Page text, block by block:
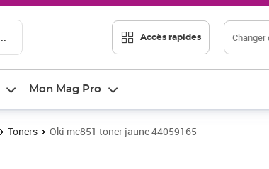
Accès rapides Changer
Mon Mag Pro
Toners Oki mc851 toner jaune 44059165